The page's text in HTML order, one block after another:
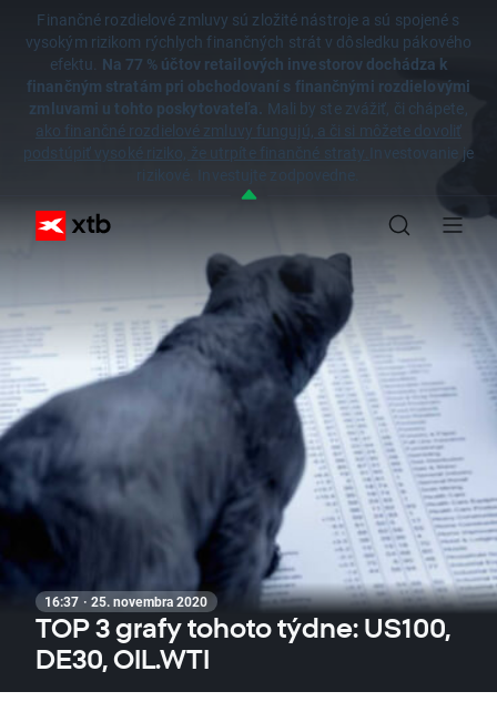
Finančné rozdielové zmluvy sú zložité nástroje a sú spojené s
vysokým rizikom rýchlych finančných strát v dôsledku pákového
efektu. Na 77 % účtov retailových investorov dochádza k
finančným stratám pri obchodovaní s finančnými rozdielovými
zmluvami u tohto poskytovateľa. Mali by ste zvážiť, či chápete,
ako finančné rozdielové zmluvy fungujú, a či si môžete dovoliť
podstúpiť vysoké riziko, že utrpíte finančné straty. Investovanie je
rizikové. Investujte zodpovedne.
16:37 · 25. novembra 2020
TOP 3 grafy tohoto týdne: US100,
DE30, OIL.WTI